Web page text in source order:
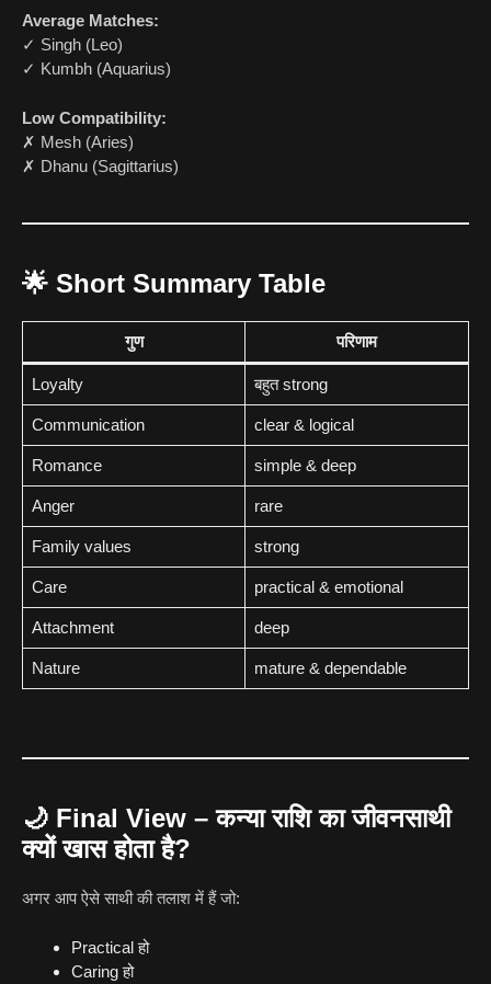
Average Matches:
✓ Singh (Leo)
✓ Kumbh (Aquarius)
Low Compatibility:
✗ Mesh (Aries)
✗ Dhanu (Sagittarius)
🌟 Short Summary Table
गुण परिणाम
Loyalty बहुत strong
Communication clear & logical
Romance simple & deep
Anger rare
Family values strong
Care practical & emotional
Attachment deep
Nature mature & dependable
🌙 Final View – कन्या राशि का जीवनसाथी
क्यों खास होता है?
अगर आप ऐसे साथी की तलाश में हैं जो:
Practical हो
Caring हो